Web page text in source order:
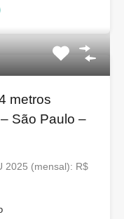
metros
São Paulo –
2025 (mensal): R$